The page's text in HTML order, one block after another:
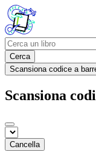
Cerca
Scansiona codice a
Scansiona
Cancella